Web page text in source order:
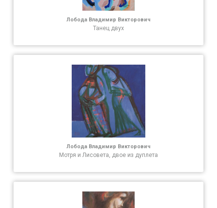
Лобода Владимир Викторович
Танец двух
Лобода Владимир Викторович
Мотря и Лисовета, двое из дуплета